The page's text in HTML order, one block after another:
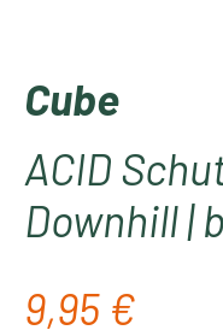
Cube
ACID
Downhill |
Regulärer Preis:
9,95 €